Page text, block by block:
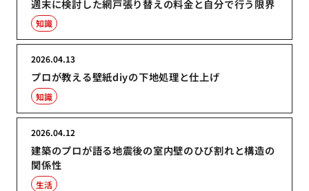
週末に検討した網戸張り替えの料金と自分で行う限界
知識
プロが教える壁紙diyの下地処理と仕上げ
2026.04.13
知識
建築のプロが語る地震後の室内壁のひび割れと構造の
関係性
2026.04.12
生活